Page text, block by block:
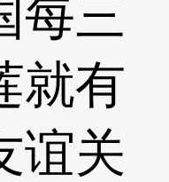
每三
就有
谊关